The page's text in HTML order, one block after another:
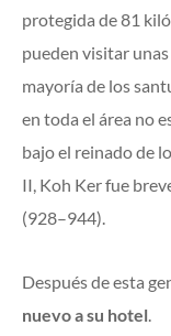
protegida de 81
pueden visitar
mayoría de los
en toda el área no
bajo el reinado de
II, Koh Ker fue
(928–944).
Después de esta
nuevo a su hotel.